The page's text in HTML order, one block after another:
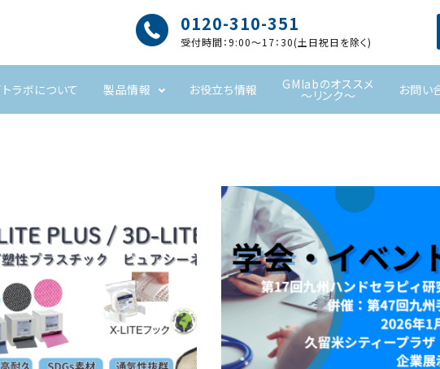
0120-310-351
受付時間：9:00～17：30(土日祝日を除く)
ラボについて 製品情報 お役立ち情報 GMlabのオススメ
～リンク～ お問い